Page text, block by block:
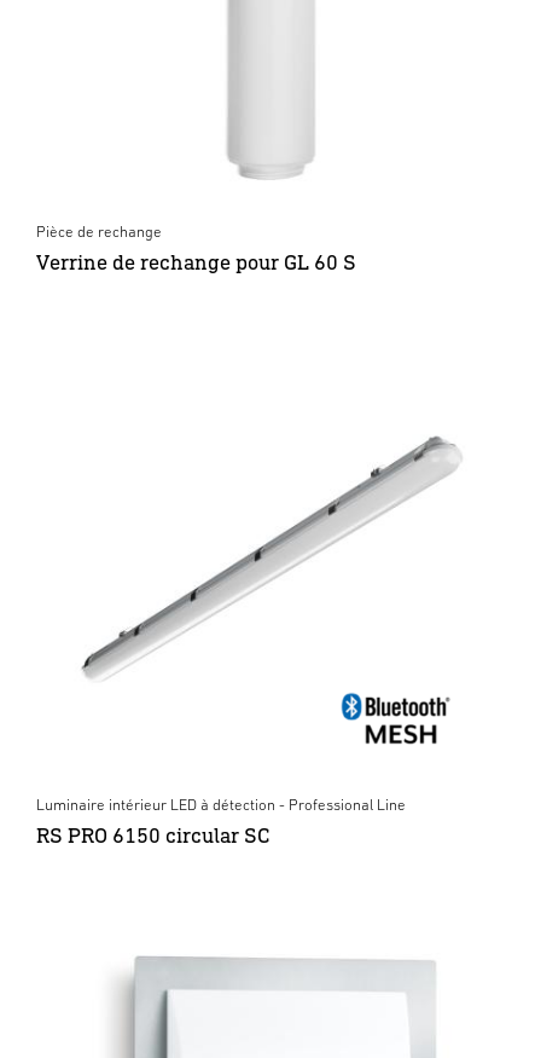
Pièce de rechange
Verrine de rechange pour GL 60 S
Luminaire intérieur LED à détection - Professional Line
RS PRO 6150 circular SC